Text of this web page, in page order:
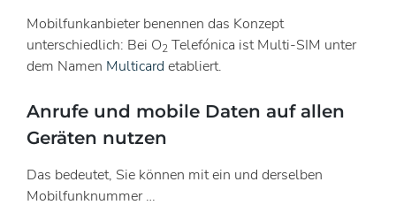
Mobilfunkanbieter benennen das Konzept
unterschiedlich: Bei O2 Telefónica ist Multi-SIM unter
dem Namen Multicard etabliert.
Anrufe und mobile Daten auf allen
Geräten nutzen
Das bedeutet, Sie können mit ein und derselben
Mobilfunknummer …